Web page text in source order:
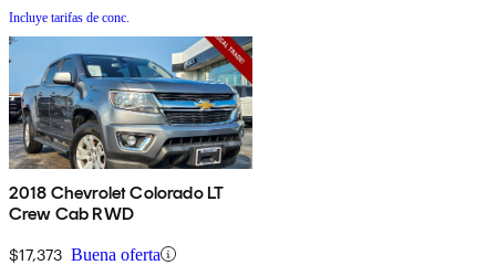
Incluye tarifas de conc.
2018 Chevrolet Colorado LT
Crew Cab RWD
$17,373 Buena oferta